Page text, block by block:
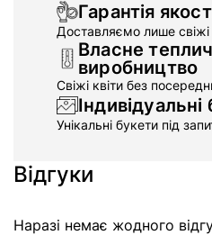
Гарантія
Доставляємо лише свіжі
Власне
виробництво
Свіжі квіти без
Індивідуальні
Унікальні букети під
Відгуки
Наразі немає жодного